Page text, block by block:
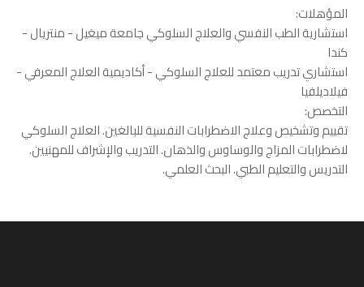
من نحن المقالات
Appointment
المؤهلات:
استشارية الطب النفسي والعلاج السلوكي جامعة ميغيل - منتريال -
كندا
استشاري تدريب معتمد للعلاج السلوكي - أكاديمية العلاج المعرفي -
فيلاديلفيا​
التخصص:
تقييم وتشخيص وعلاج الاضطرابات النفسية للبالغين. العلاج السلوكي
لاضطرابات المزاج والوساوس والذهان. التدريب والإشراف للمهنيين.
التدريس والتعليم الطبي. البحث العلمي.